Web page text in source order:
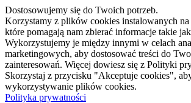
Dostosowujemy się do Twoich potrzeb.
Korzystamy z plików cookies instalowanych
które pomagają nam zbierać informacje takie
Wykorzystujemy je między innymi w celach
marketingowych, aby dostosować treści do
zainteresowań. Więcej dowiesz się z Polityki
Skorzystaj z przycisku "Akceptuje cookies",
wykorzystywanie plików cookies.
Polityka prywatności